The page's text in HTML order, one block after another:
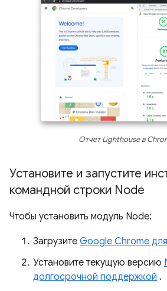
Отчет Lighthouse в
Установите и запустите
командной строки Node
Чтобы установить модуль Node:
Загрузите Google Chrome
Установите текущую версию
долгосрочной поддержкой .